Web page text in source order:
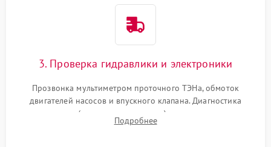
3. Проверка гидравлики и электроники
Прозвонка мультиметром проточного ТЭНа, обмоток
двигателей насосов и впускного клапана. Диагностика
прессостата (датчика уровня воды), датчика мутности,
концевика дверцы и электронного модуля управления.
Подробнее